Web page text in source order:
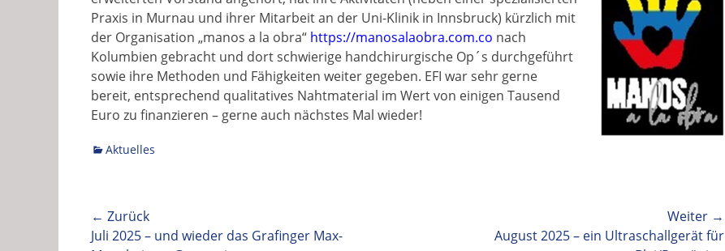
Praxis in Murnau und ihrer Mitarbeit an der Uni-Klinik in Innsbruck) kürzlich mit
der Organisation „manos a la obra“ https://manosalaobra.com.co nach
Kolumbien gebracht und dort schwierige handchirurgische Op´s durchgeführt
sowie ihre Methoden und Fähigkeiten weiter gegeben. EFI war sehr gerne
bereit, entsprechend qualitatives Nahtmaterial im Wert von einigen Tausend
Euro zu finanzieren – gerne auch nächstes Mal wieder!
Kategorien
Aktuelles
Beitragsnavigation
← Zurück
Vorhergehender
Juli 2025 – und wieder das Grafinger Max-
Weiter →
August 2025 – ein Ultraschallgerät für